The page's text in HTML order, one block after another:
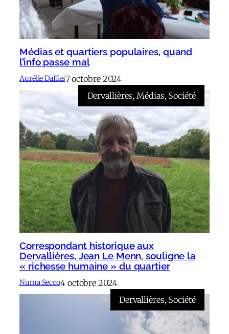
Médias et quartiers populaires, quand
l’info passe mal
Aurélie Daffas7 octobre 2024
Dervallières, Médias, Société
Correspondant historique aux
Dervallières, Jean Le Menn, souligne la
« richesse humaine » du quartier
Numa Secco4 octobre 2024
Dervallières, Société